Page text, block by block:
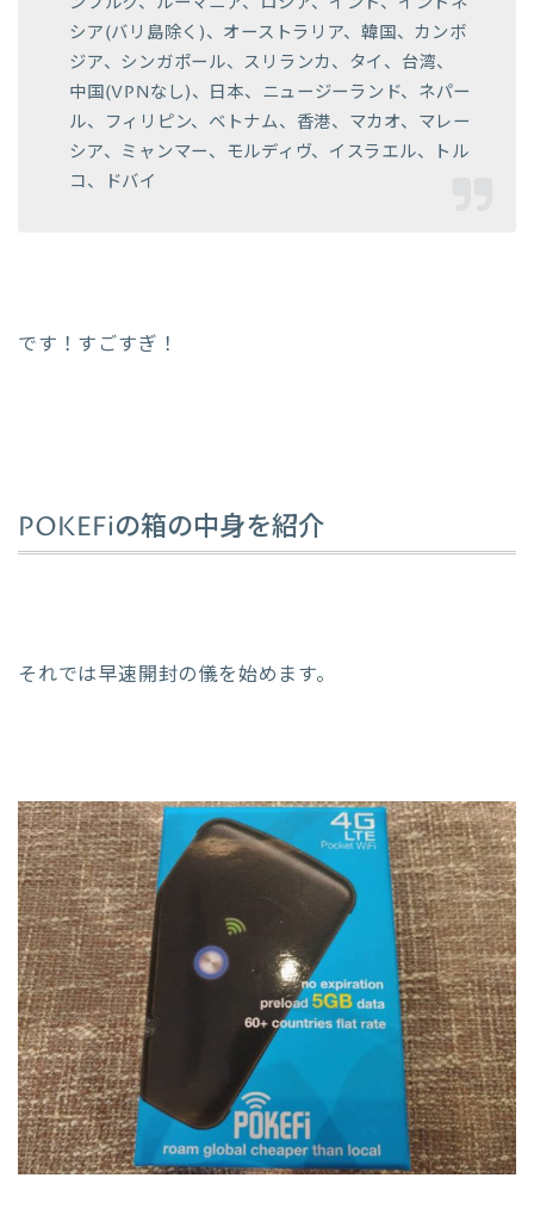
シア(バリ島除く)、オーストラリア、韓国、カンボ
ジア、シンガポール、スリランカ、タイ、台湾、
中国(VPNなし)、日本、ニュージーランド、ネパー
ル、フィリピン、ベトナム、香港、マカオ、マレー
シア、ミャンマー、モルディヴ、イスラエル、トル
コ、ドバイ
です！すごすぎ！
POKEFiの箱の中身を紹介
それでは早速開封の儀を始めます。